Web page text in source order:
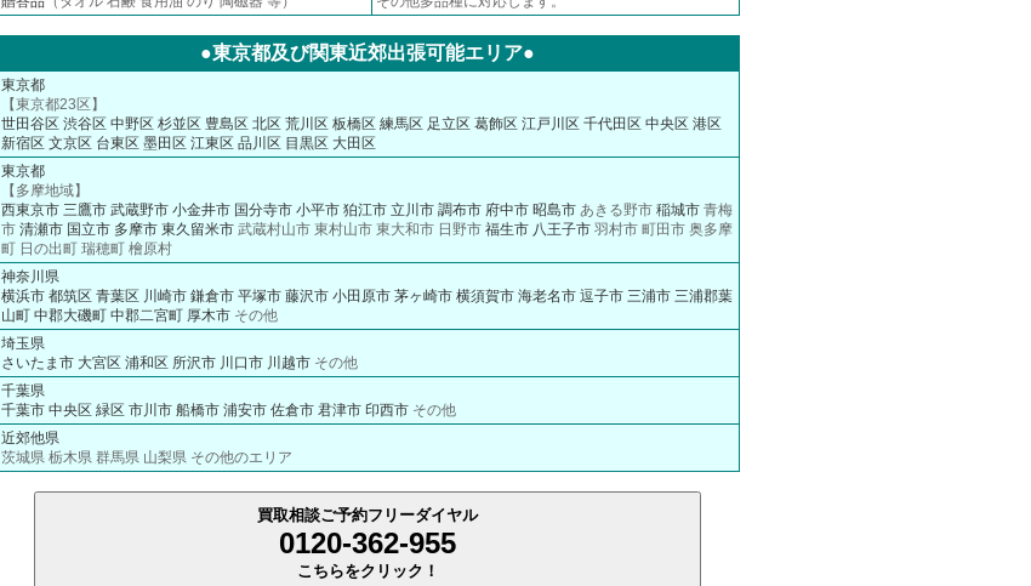
●東京都及び関東近郊出張可能エリア●
東京都
【東京都23区】
世田谷区 渋谷区 中野区 杉並区 豊島区 北区 荒川区 板橋区 練馬区 足立区 葛飾区 江戸川区 千代田区 中央区 港区
新宿区 文京区 台東区 墨田区 江東区 品川区 目黒区 大田区
東京都
【多摩地域】
西東京市 三鷹市 武蔵野市 小金井市 国分寺市 小平市 狛江市 立川市 調布市 府中市 昭島市あきる野市 稲城市青梅
市 清瀬市 国立市 多摩市 東久留米市武蔵村山市 東村山市 東大和市 日野市 福生市 八王子市羽村市 町田市 奥多摩
町 日の出町 瑞穂町 檜原村
神奈川県
横浜市 都筑区 青葉区 川崎市 鎌倉市 平塚市 藤沢市 小田原市 茅ヶ崎市 横須賀市 海老名市 逗子市 三浦市 三浦郡葉
山町 中郡大磯町 中郡二宮町 厚木市その他
埼玉県
さいたま市 大宮区 浦和区 所沢市 川口市 川越市その他
千葉県
千葉市 中央区 緑区 市川市 船橋市 浦安市 佐倉市 君津市 印西市その他
近郊他県
茨城県 栃木県 群馬県 山梨県 その他のエリア
買取相談ご予約フリーダイヤル
0120-362-955
こちらをクリック！